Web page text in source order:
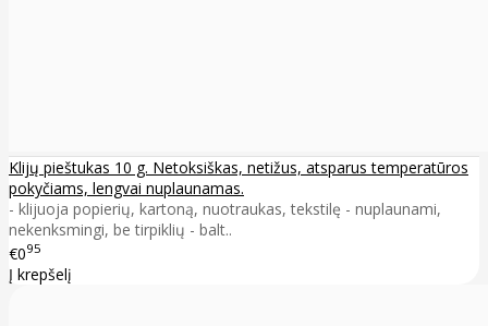
Klijų pieštukas 10 g. Netoksiškas, netižus, atsparus temperatūros
pokyčiams, lengvai nuplaunamas.
- klijuoja popierių, kartoną, nuotraukas, tekstilę - nuplaunami,
nekenksmingi, be tirpiklių - balt..
€095
Į krepšelį